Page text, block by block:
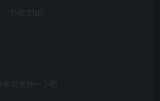
THE END
喜欢就支持一下吧